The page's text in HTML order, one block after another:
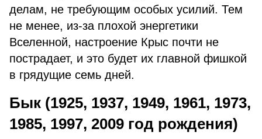
делам, не требующим особых усилий. Тем
не менее, из-за плохой энергетики
Вселенной, настроение Крыс почти не
пострадает, и это будет их главной фишкой
в грядущие семь дней.
Бык (1925, 1937, 1949, 1961, 1973,
1985, 1997, 2009 год рождения)